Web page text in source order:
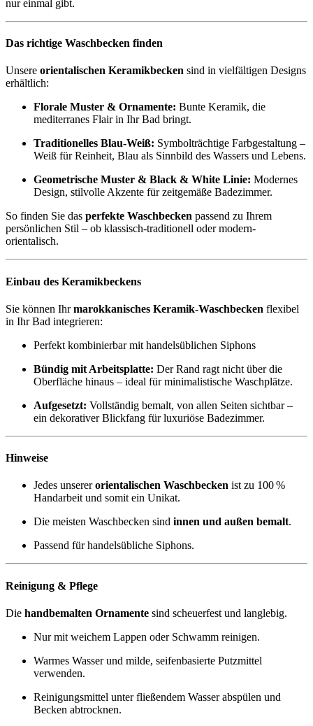
nur einmal gibt.
Das richtige Waschbecken finden
Unsere orientalischen Keramikbecken sind in vielfältigen Designs
erhältlich:
Florale Muster & Ornamente: Bunte Keramik, die
mediterranes Flair in Ihr Bad bringt.
Traditionelles Blau-Weiß: Symbolträchtige Farbgestaltung –
Weiß für Reinheit, Blau als Sinnbild des Wassers und Lebens.
Geometrische Muster & Black & White Linie: Modernes
Design, stilvolle Akzente für zeitgemäße Badezimmer.
So finden Sie das perfekte Waschbecken passend zu Ihrem
persönlichen Stil – ob klassisch-traditionell oder modern-
orientalisch.
Einbau des Keramikbeckens
Sie können Ihrmarokkanisches Keramik-Waschbecken flexibel
in Ihr Bad integrieren:
Perfekt kombinierbar mit handelsüblichen Siphons
Bündig mit Arbeitsplatte: Der Rand ragt nicht über die
Oberfläche hinaus – ideal für minimalistische Waschplätze.
Aufgesetzt: Vollständig bemalt, von allen Seiten sichtbar –
ein dekorativer Blickfang für luxuriöse Badezimmer.
Hinweise
Jedes unsererorientalischen Waschbecken ist zu 100 %
Handarbeit und somit ein Unikat.
Die meisten Waschbecken sind innen und außen bemalt.
Passend für handelsübliche Siphons.
Reinigung & Pflege
Die handbemalten Ornamente sind scheuerfest und langlebig.
Nur mit weichem Lappen oder Schwamm reinigen.
Warmes Wasser und milde, seifenbasierte Putzmittel
verwenden.
Reinigungsmittel unter fließendem Wasser abspülen und
Becken abtrocknen.